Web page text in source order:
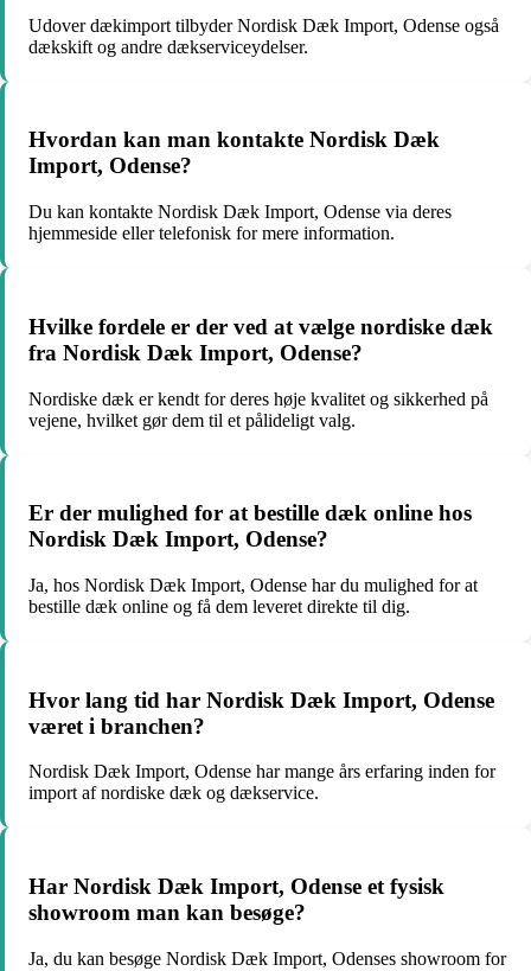
Udover dækimport tilbyder Nordisk Dæk Import, Odense også
dækskift og andre dækserviceydelser.
Hvordan kan man kontakte Nordisk Dæk
Import, Odense?
Du kan kontakte Nordisk Dæk Import, Odense via deres
hjemmeside eller telefonisk for mere information.
Hvilke fordele er der ved at vælge nordiske dæk
fra Nordisk Dæk Import, Odense?
Nordiske dæk er kendt for deres høje kvalitet og sikkerhed på
vejene, hvilket gør dem til et pålideligt valg.
Er der mulighed for at bestille dæk online hos
Nordisk Dæk Import, Odense?
Ja, hos Nordisk Dæk Import, Odense har du mulighed for at
bestille dæk online og få dem leveret direkte til dig.
Hvor lang tid har Nordisk Dæk Import, Odense
været i branchen?
Nordisk Dæk Import, Odense har mange års erfaring inden for
import af nordiske dæk og dækservice.
Har Nordisk Dæk Import, Odense et fysisk
showroom man kan besøge?
Ja, du kan besøge Nordisk Dæk Import, Odenses showroom for